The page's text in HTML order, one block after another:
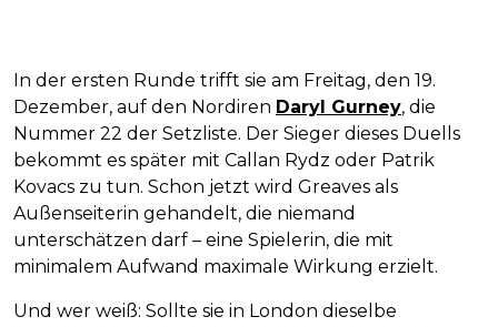
In der ersten Runde trifft sie am Freitag, den 19.
Dezember, auf den Nordiren Daryl Gurney, die
Nummer 22 der Setzliste. Der Sieger dieses Duells
bekommt es später mit Callan Rydz oder Patrik
Kovacs zu tun. Schon jetzt wird Greaves als
Außenseiterin gehandelt, die niemand
unterschätzen darf – eine Spielerin, die mit
minimalem Aufwand maximale Wirkung erzielt.
Und wer weiß: Sollte sie in London dieselbe